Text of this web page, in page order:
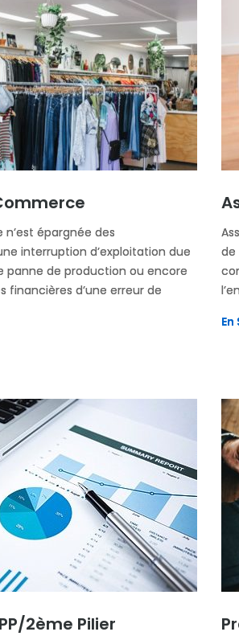
épargnée des
interruption d’exploitation due
panne de production ou encore
financières d’une erreur de
de
2ème Pilier